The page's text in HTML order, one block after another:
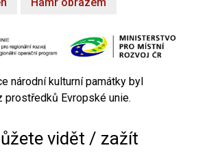
národní kulturní památky byl
prostředků Evropské unie.
vidět / zažít